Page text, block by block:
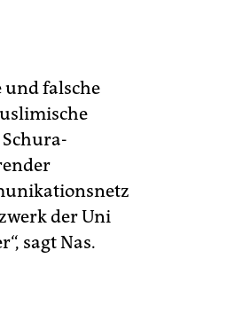
und falsche
der Uni
sagt Nas.